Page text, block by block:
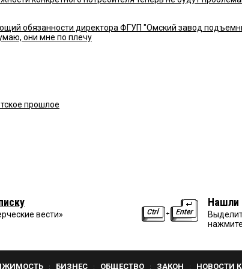
обязанности директора ФГУП "Омский завод
они мне по плечу
прошлое
вести»
Нашли
БИЗНЕС ОБЩЕСТВО ЗАКОН НОВОСТИ